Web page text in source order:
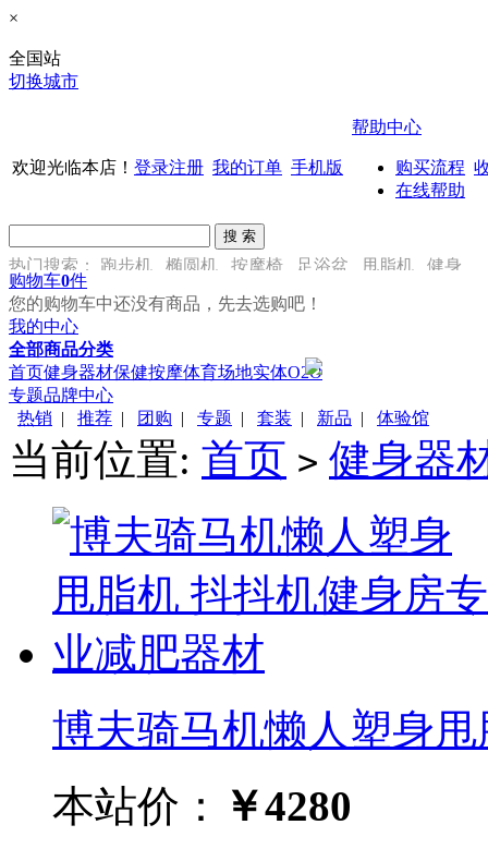
×
全国站
切换城市
欢迎光临本店！ 登录注册 我的订单 手机版
帮助中心
购买流程
在线帮助
热门搜索： 跑步机 椭圆机 按摩椅 足浴盆 甩脂机
健身
车
购物车0件
您的购物车中还没有商品，先去选购吧！
我的中心
全部商品分类
首页健身器材保健按摩体育场地实体O2O
专题品牌中心
热销 | 推荐 | 团购 | 专题 | 套装 | 新品 | 体验馆
当前位置: 首页 > 健身器
博夫骑马机懒人塑身
本站价：
￥4280